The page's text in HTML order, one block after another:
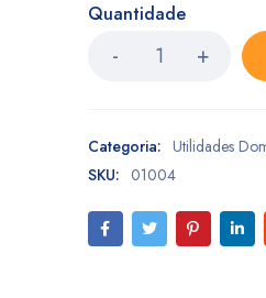
Quantidade
Categoria: Utilidades
SKU: 01004